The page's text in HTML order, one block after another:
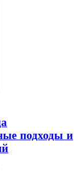
подходы и